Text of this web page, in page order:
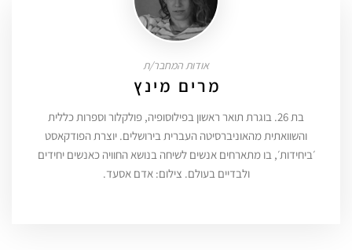
אודות המחבר/ת
מרים מינץ
בת 26. בוגרת תואר ראשון בפילוסופיה, פולקלור וספרות כללית
והשוואתית מהאוניברסיטה העברית בירושלים. יוצרת הפודקאסט
׳ביחידות׳, בו מתארחים אנשים לשיחה בנושא החוויה כאנשים יחידים
ולבדיים בעולם. צילום: אדם אסעד.